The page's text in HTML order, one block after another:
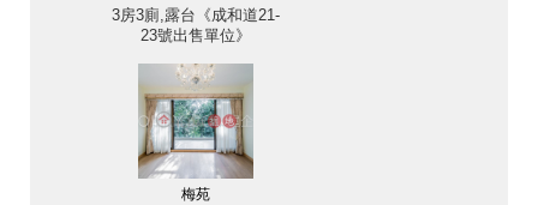
3房3廁,露台《成和道21-
23號出售單位》
梅苑